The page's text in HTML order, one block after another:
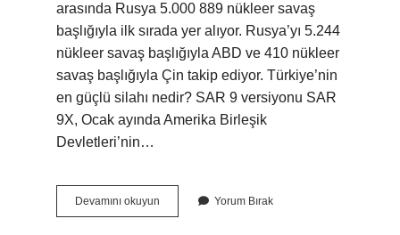
arasında Rusya 5.000 889 nükleer savaş
başlığıyla ilk sırada yer alıyor. Rusya’yı 5.244
nükleer savaş başlığıyla ABD ve 410 nükleer
savaş başlığıyla Çin takip ediyor. Türkiye’nin
en güçlü silahı nedir? SAR 9 versiyonu SAR
9X, Ocak ayında Amerika Birleşik
Devletleri’nin…
Devamını okuyun Dünyadaki
En
Yorum Bırak